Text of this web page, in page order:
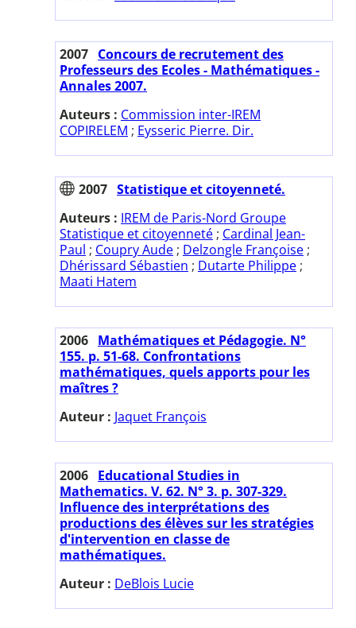
2007 Concours de recrutement des
Professeurs des Ecoles - Mathématiques -
Annales 2007.
Auteurs : Commission inter-IREM
COPIRELEM ; Eysseric Pierre. Dir.
2007 Statistique et citoyenneté.
Auteurs : IREM de Paris-Nord Groupe
Statistique et citoyenneté ; Cardinal Jean-
Paul ; Coupry Aude ; Delzongle Françoise ;
Dhérissard Sébastien ; Dutarte Philippe ;
Maati Hatem
2006 Mathématiques et Pédagogie. N°
155. p. 51-68. Confrontations
mathématiques, quels apports pour les
maîtres ?
Auteur : Jaquet François
2006 Educational Studies in
Mathematics. V. 62. N° 3. p. 307-329.
Influence des interprétations des
productions des élèves sur les stratégies
d'intervention en classe de
mathématiques.
Auteur : DeBlois Lucie